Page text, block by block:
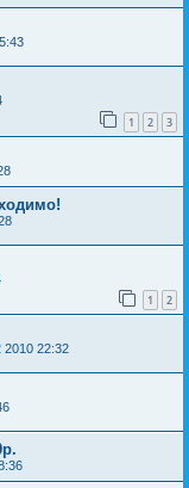
1 2 3
1 2
2010 22:32